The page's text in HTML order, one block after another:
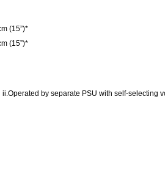
(15”)*
(15”)*
by separate PSU with self-selecting